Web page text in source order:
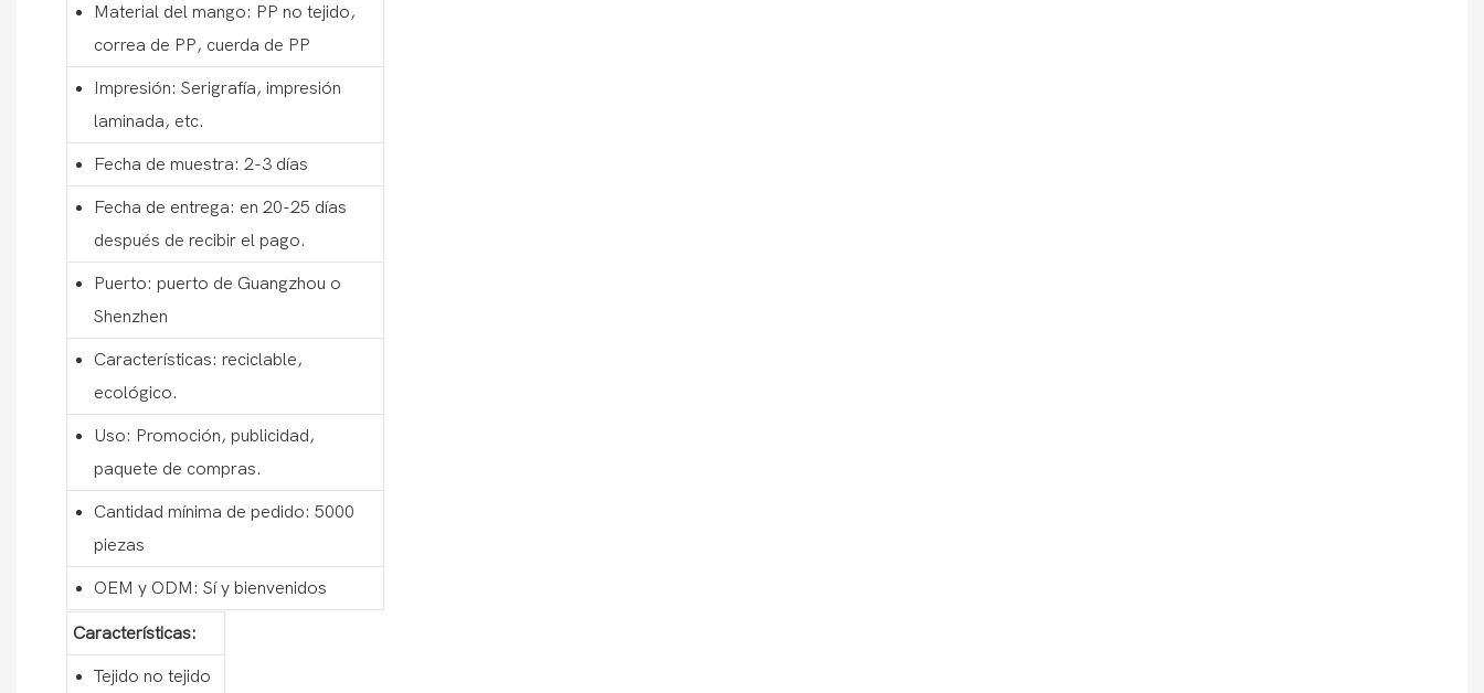
Material del mango: PP no tejido,
correa de PP, cuerda de PP
Impresión: Serigrafía, impresión
laminada, etc.
Fecha de muestra: 2-3 días
Fecha de entrega: en 20-25 días
después de recibir el pago.
Puerto: puerto de Guangzhou o
Shenzhen
Características: reciclable,
ecológico.
Uso: Promoción, publicidad,
paquete de compras.
Cantidad mínima de pedido: 5000
piezas
OEM y ODM: Sí y bienvenidos
Características:
Tejido no tejido